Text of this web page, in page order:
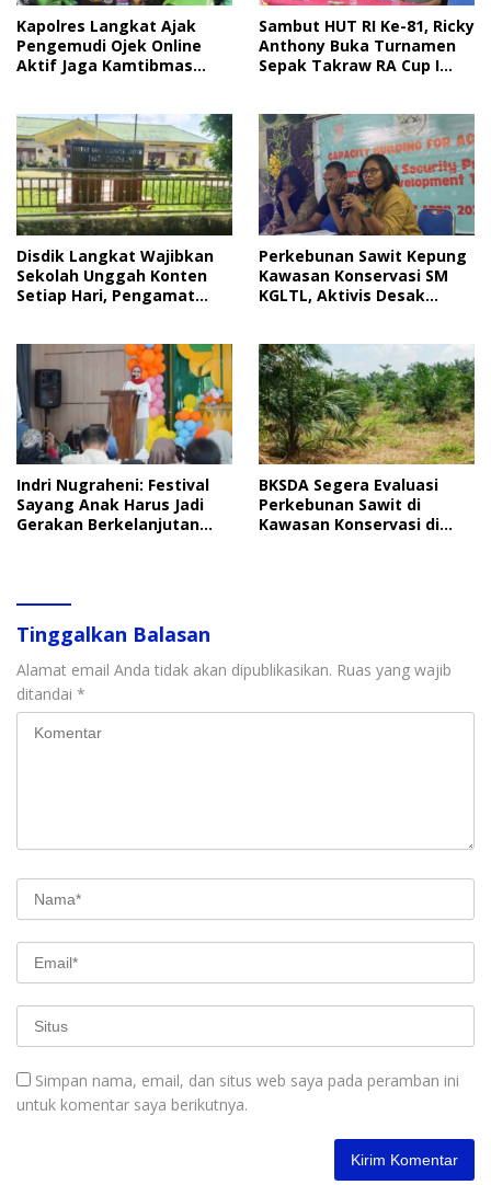
Kapolres Langkat Ajak
Pengemudi Ojek Online
Aktif Jaga Kamtibmas
Sambut HUT RI Ke-81, Ricky
Anthony Buka Turnamen
Sepak Takraw RA Cup I
Disdik Langkat Wajibkan
Sekolah Unggah Konten
Setiap Hari, Pengamat
Perkebunan Sawit Kepung
Kawasan Konservasi SM
KGLTL, Aktivis Desak
Indri Nugraheni: Festival
Sayang Anak Harus Jadi
Gerakan Berkelanjutan
BKSDA Segera Evaluasi
Perkebunan Sawit di
Kawasan Konservasi di
Tinggalkan Balasan
Alamat email Anda tidak akan dipublikasikan. Ruas yang wajib
ditandai *
Simpan nama, email, dan situs web saya pada peramban ini
untuk komentar saya berikutnya.